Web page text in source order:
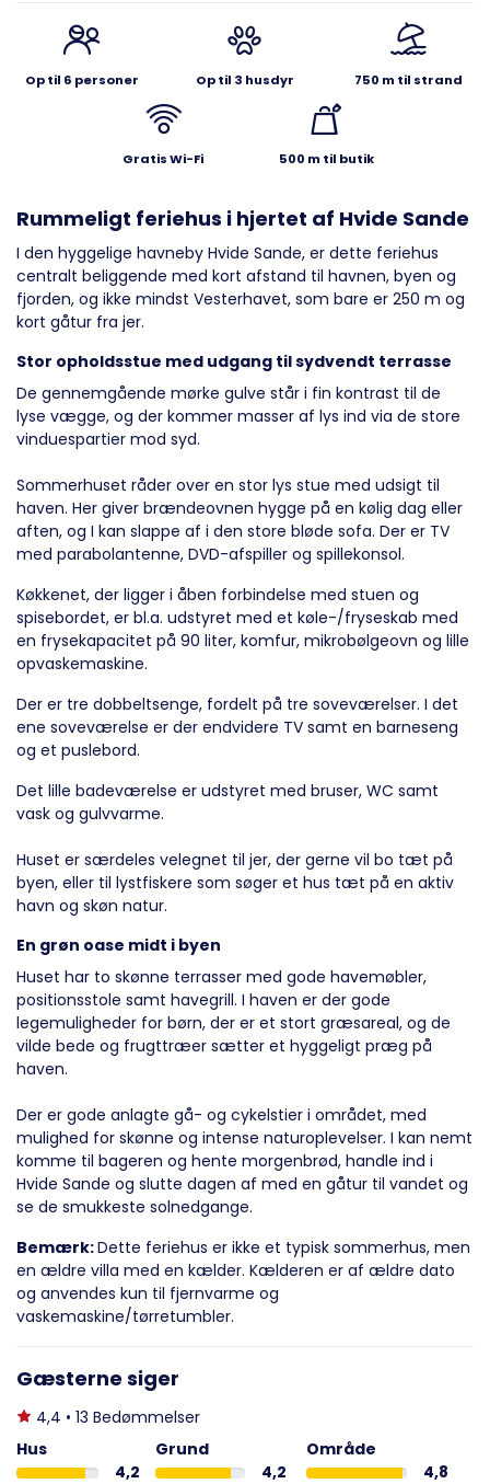
Op til 6 personer Op til 3 husdyr 750 m til strand
Gratis Wi-Fi 500 m til butik
Rummeligt feriehus i hjertet af Hvide Sande
I den hyggelige havneby Hvide Sande, er dette feriehus
centralt beliggende med kort afstand til havnen, byen og
fjorden, og ikke mindst Vesterhavet, som bare er 250 m og
kort gåtur fra jer.
Stor opholdsstue med udgang til sydvendt terrasse
De gennemgående mørke gulve står i fin kontrast til de
lyse vægge, og der kommer masser af lys ind via de store
vinduespartier mod syd.
Sommerhuset råder over en stor lys stue med udsigt til
haven. Her giver brændeovnen hygge på en kølig dag eller
aften, og I kan slappe af i den store bløde sofa. Der er TV
med parabolantenne, DVD-afspiller og spillekonsol.
Køkkenet, der ligger i åben forbindelse med stuen og
spisebordet, er bl.a. udstyret med et køle-/fryseskab med
en frysekapacitet på 90 liter, komfur, mikrobølgeovn og lille
opvaskemaskine.
Der er tre dobbeltsenge, fordelt på tre soveværelser. I det
ene soveværelse er der endvidere TV samt en barneseng
og et puslebord.
Det lille badeværelse er udstyret med bruser, WC samt
vask og gulvvarme.
Huset er særdeles velegnet til jer, der gerne vil bo tæt på
byen, eller til lystfiskere som søger et hus tæt på en aktiv
havn og skøn natur.
En grøn oase midt i byen
Huset har to skønne terrasser med gode havemøbler,
positionsstole samt havegrill. I haven er der gode
legemuligheder for børn, der er et stort græsareal, og de
vilde bede og frugttræer sætter et hyggeligt præg på
haven.
Der er gode anlagte gå- og cykelstier i området, med
mulighed for skønne og intense naturoplevelser. I kan nemt
komme til bageren og hente morgenbrød, handle ind i
Hvide Sande og slutte dagen af med en gåtur til vandet og
se de smukkeste solnedgange.
Bemærk:Dette feriehus er ikke et typisk sommerhus, men
en ældre villa med en kælder. Kælderen er af ældre dato
og anvendes kun til fjernvarme og
vaskemaskine/tørretumbler.
Gæsterne siger
4,4 • 13 Bedømmelser
Hus
4,2
Grund
4,2
Område
4,8